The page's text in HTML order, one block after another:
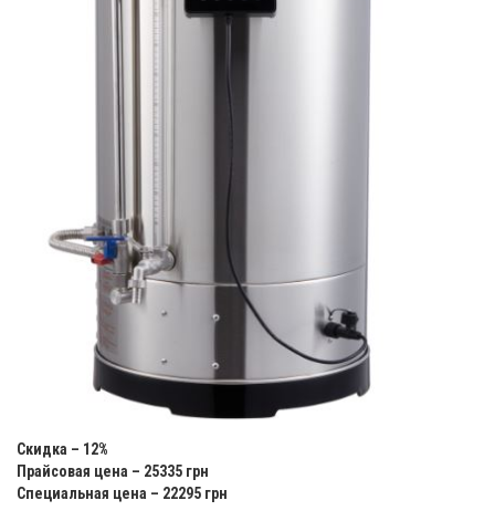
Скидка – 12%
Прайсовая цена – 25335 грн
Специальная цена – 22295 грн